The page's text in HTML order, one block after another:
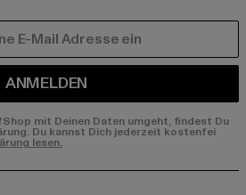
ANMELDEN
mit Deinen Daten umgeht, findest Du
Du kannst Dich jederzeit kostenfei
lesen.